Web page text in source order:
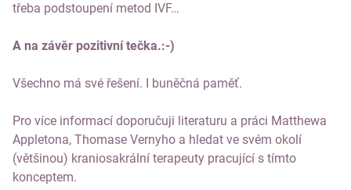
třeba podstoupení metod IVF…
A na závěr pozitivní tečka.:-)
Všechno má své řešení. I buněčná paměť.
Pro více informací doporučuji literaturu a práci Matthewa
Appletona, Thomase Vernyho a hledat ve svém okolí
(většinou) kraniosakrální terapeuty pracující s tímto
konceptem.